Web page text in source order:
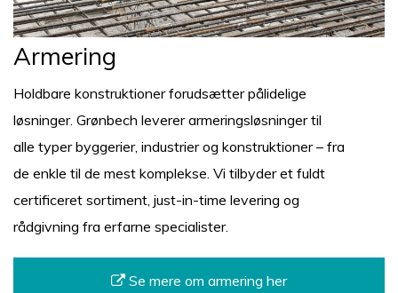
Armering
Holdbare konstruktioner forudsætter pålidelige
løsninger. Grønbech leverer armeringsløsninger til
alle typer byggerier, industrier og konstruktioner – fra
de enkle til de mest komplekse. Vi tilbyder et fuldt
certificeret sortiment, just-in-time levering og
rådgivning fra erfarne specialister.
Se mere om armering her